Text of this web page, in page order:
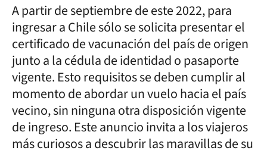
A partir de septiembre de este 2022, para
ingresar a Chile sólo se solicita presentar el
certificado de vacunación del país de origen
junto a la cédula de identidad o pasaporte
vigente. Esto requisitos se deben cumplir al
momento de abordar un vuelo hacia el país
vecino, sin ninguna otra disposición vigente
de ingreso. Este anuncio invita a los viajeros
más curiosos a descubrir las maravillas de su